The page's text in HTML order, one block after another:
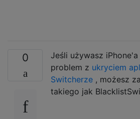
0
Jeśli używasz
problem z ukryciem
Switcherze , możesz
takiego jak